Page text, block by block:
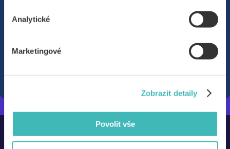
Analytické
Marketingové
Zobrazit detaily
Povolit vše